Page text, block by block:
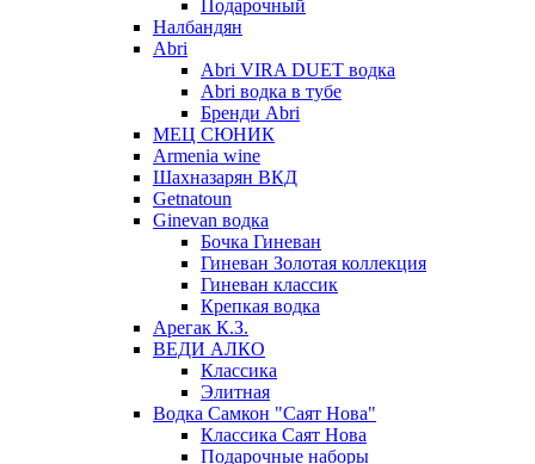
Подарочный
Налбандян
Abri
Abri VIRA DUET водка
Abri водка в тубе
Бренди Abri
МЕЦ СЮНИК
Armenia wine
Шахназарян ВКД
Getnatoun
Ginevan водка
Бочка Гиневан
Гиневан Золотая коллекция
Гиневан классик
Крепкая водка
Арегак К.З.
ВЕДИ АЛКО
Классика
Элитная
Водка Самкон "Саят Нова"
Классика Саят Нова
Подарочные наборы